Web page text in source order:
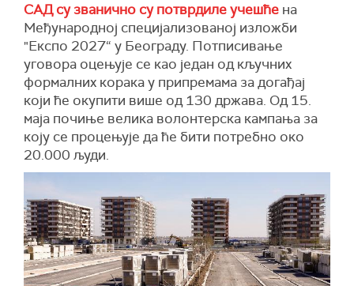
САД су званично су потврдиле учешће на
Међународној специјализованој изложби
"Експо 2027“ у Београду. Потписивање
уговора оцењује се као један од кључних
формалних корака у припремама за догађај
који ће окупити више од 130 држава. Од 15.
маја почиње велика волонтерска кампања за
коју се процењује да ће бити потребно око
20.000 људи.